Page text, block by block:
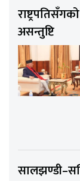
असन्तुष्टि